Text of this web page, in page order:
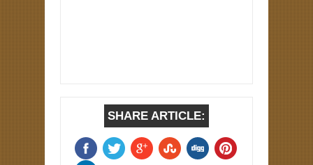
SHARE ARTICLE: